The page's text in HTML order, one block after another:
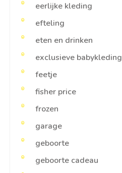
eerlijke kleding
efteling
eten en drinken
exclusieve babykleding
feetje
fisher price
frozen
garage
geboorte
geboorte cadeau